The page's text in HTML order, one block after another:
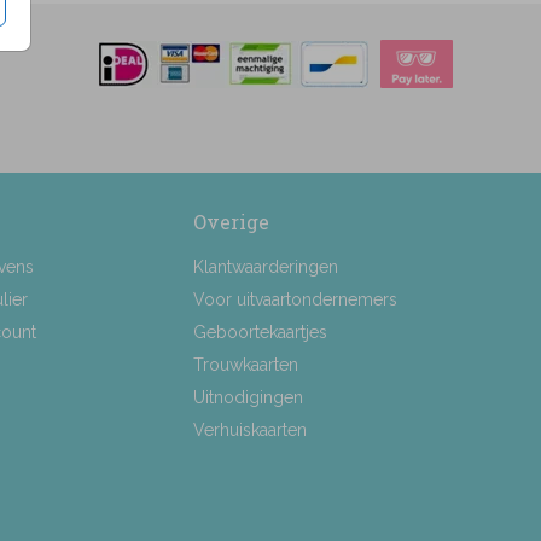
Overige
Klantwaarderingen
Voor uitvaartondernemers
Geboortekaartjes
Trouwkaarten
Uitnodigingen
Verhuiskaarten